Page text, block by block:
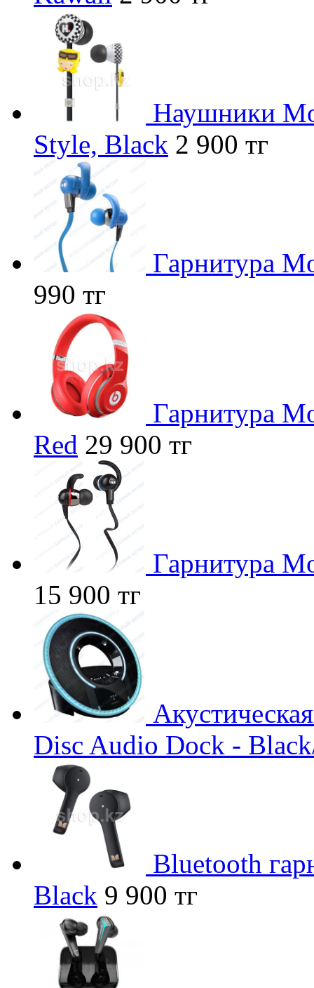
Наушники
Style, Black 2 900 тг
Гарнитура
990 тг
Гарнитура
Red 29 900 тг
Гарнитура
15 900 тг
Disc Audio Dock -
Bluetooth
Black 9 900 тг